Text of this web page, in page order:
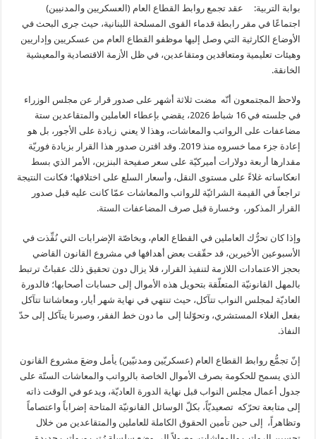
بوابة التربية: عقد تجمع روابط القطاع العام (العسكريين والمدنيين)
اجتماعًا في مقر رابطة قدماء القوى المسلحة اللبنانية، حيث جرى البحث في
الأوضاع الكارثية التي وصل إليها موظفو القطاع العام من عسكريين وإداريين
وهيئات تعليمية ومتعاقدين ومتقاعدين، في ظل الأزمة الاقتصادية والمعيشية
الخانقة.
ولاحظ المجتمعون أنّه مضت ثلاثة أشهر على صدور قرار عن مجلس الوزراء
في جلسته في 16 شباط 2026، يقضي بإعطاء العاملين والمتقاعدين ستة
مضاعفات على الرواتب والمعاشات، وهذا لا يعني زيادة على الأجور، بل هو
إعادة جزء مما خسروه منذ 2019. وقد اقترن صدور هذا القرار بزيادة فوريّة
مقدارها أربعة دولارات أميركيّة على سعر صفيحة البنزين، الأمر الذي بسط
انعكاساته غلاءً على مستوى النقل، وأسعار السلع على اختلافها؛ فكانت النتيجة
تراجعاً في القيمة الشرائيّة للرواتب والمعاشات عمّا كانت عليه قبل صدور
القرار المذكور، وخسارة قبل صرف المضاعفات الستة.
وإذا كان تحرُّك العاملين في القطاع العام، وبخاصّة الإضرابات التي نُفِّذت في
الأسبوعين الأخيرين، قد حقّقت بعض أهدافها في مشروع القانون القاضي
بحجز الاعتمادات اللازمة لتنفيذ القرار، فلا يزال دون تحقيق ذلك عقباتٌ ترتبط
بالمهل القانونيّة المتعلّقة بتحويل هذه الأموال إلى حسابات أصحابها؛ فالدورة
العاديّة لمجلس النواب تتآكل، حيث تنتهي في نهاية شهر أيار، ومعاشاتنا تتآكل
بفعل الغلاء المستشري، وتحوّلنا إلى ما دون خط الفقر، وصبرنا يتآكل إلى حدّ
النفاذ.
إنّ تجمُّع روابط القطاع العام (عسكريّين ومدنيّين) يأمل وضعَ مشروع القانون
الذي يسمح للحكومة بصرف الأموال الخاصة بالرواتب والمعاشات الستّة على
جدول أعمال مجلس النواب قبل نهاية الدورة العاديّة، ويدعو في الوقت ذاته
إلى متابعة تحرّكه تصعيديّاً، بكلّ الوسائل القانونيّة المتاحة إضراباً واعتصاماً
وتظاهراً، إلى حين تأمين الحقوق الكاملة للعاملين والمتقاعدين من خلال